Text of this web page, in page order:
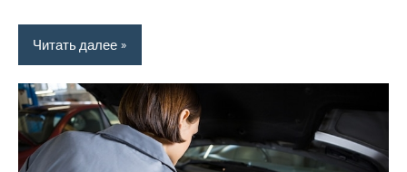
Читать далее